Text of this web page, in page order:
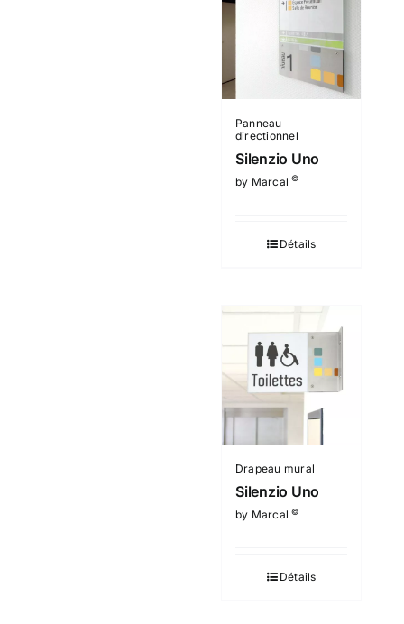
Panneau
directionnel
Silenzio Uno
by Marcal©
Détails
Drapeau mural
Silenzio Uno
by Marcal©
Détails